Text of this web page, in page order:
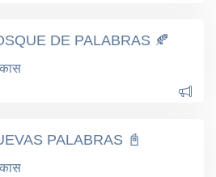
DE PALABRAS 🍂
PALABRAS 📓